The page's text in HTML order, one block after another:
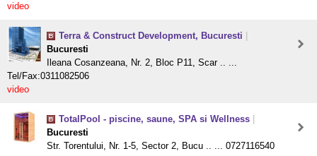
video
Terra & Construct Development, Bucuresti
Bucuresti
Ileana Cosanzeana, Nr. 2, Bloc P11, Scar .. ...
Tel/Fax:0311082506
video
TotalPool - piscine, saune, SPA si Wellness
Bucuresti
Str. Torentului, Nr. 1-5, Sector 2, Bucu .. ... 0727116540